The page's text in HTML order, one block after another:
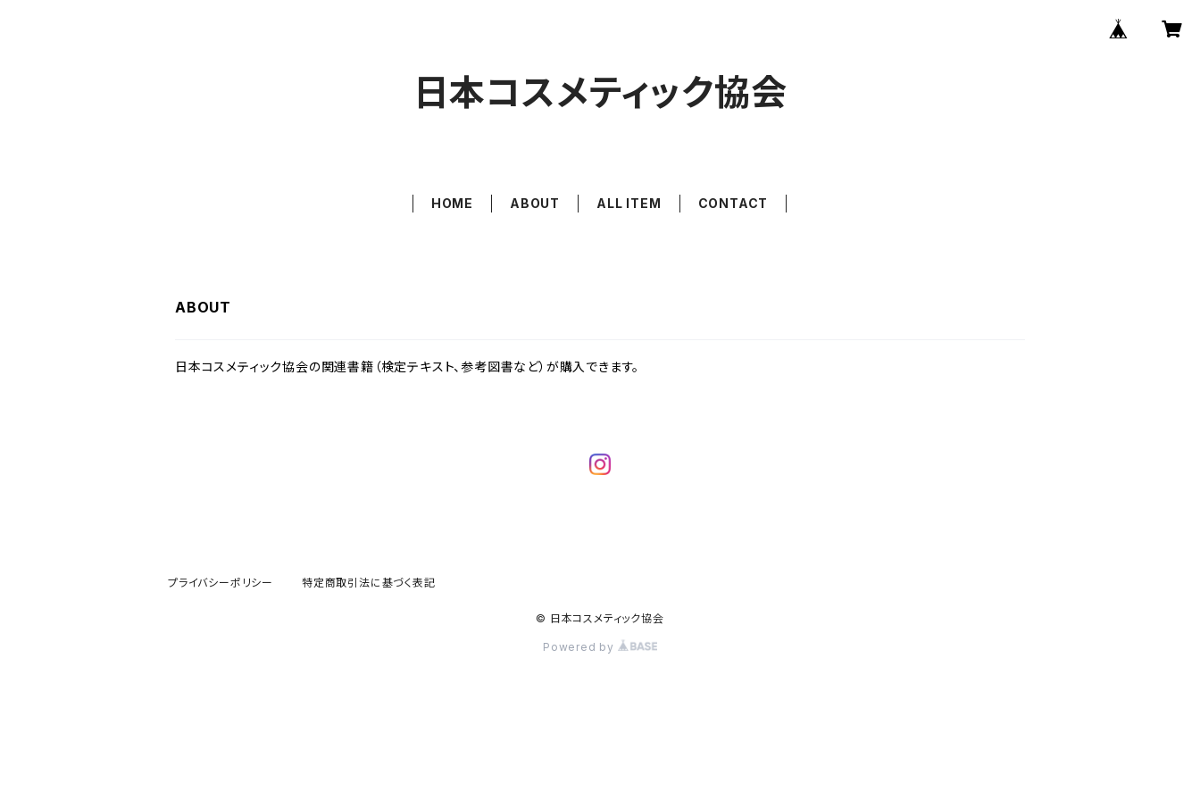
日本コスメティック協会
HOME ABOUT ALL ITEM CONTACT
ABOUT
日本コスメティック協会の関連書籍（検定テキスト、参考図書など）が購入できます。
プライバシーポリシー 特定商取引法に基づく表記
© 日本コスメティック協会
Powered by